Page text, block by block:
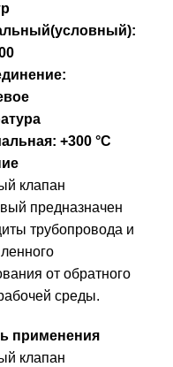
+300 °С
клапан
предназначен
трубопровода и
от обратного
среды.
применения
клапан